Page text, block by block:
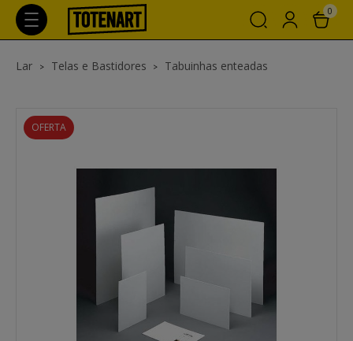
0
Lar Telas e Bastidores Tabuinhas enteadas
OFERTA